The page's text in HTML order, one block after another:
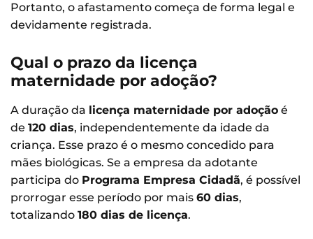
Portanto, o afastamento começa de forma legal e
devidamente registrada.
Qual o prazo da licença
maternidade por adoção?
A duração da licença maternidade por adoção é
de 120 dias, independentemente da idade da
criança. Esse prazo é o mesmo concedido para
mães biológicas. Se a empresa da adotante
participa do Programa Empresa Cidadã, é possível
prorrogar esse período por mais 60 dias,
totalizando 180 dias de licença.